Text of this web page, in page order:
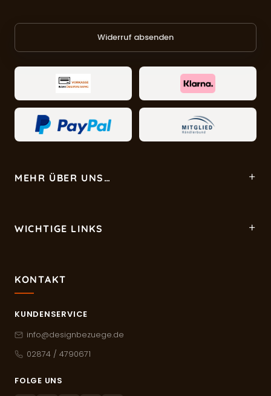
Widerruf absenden
MEHR ÜBER UNS…
WICHTIGE LINKS
KONTAKT
KUNDENSERVICE
info@designbezuege.de
02874 / 4790671
FOLGE UNS